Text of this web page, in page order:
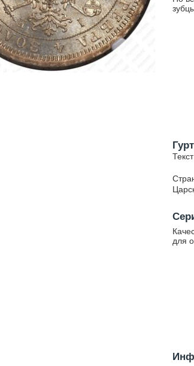
Гурт
Текст
для